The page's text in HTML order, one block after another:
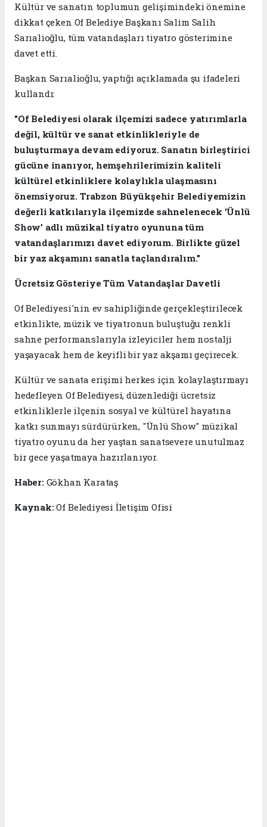
Kültür ve sanatın toplumun gelişimindeki önemine
dikkat çeken Of Belediye Başkanı Salim Salih
Sarıalioğlu, tüm vatandaşları tiyatro gösterimine
davet etti.
Başkan Sarıalioğlu, yaptığı açıklamada şu ifadeleri
kullandı:
"Of Belediyesi olarak ilçemizi sadece yatırımlarla
değil, kültür ve sanat etkinlikleriyle de
buluşturmaya devam ediyoruz. Sanatın birleştirici
gücüne inanıyor, hemşehrilerimizin kaliteli
kültürel etkinliklere kolaylıkla ulaşmasını
önemsiyoruz. Trabzon Büyükşehir Belediyemizin
değerli katkılarıyla ilçemizde sahnelenecek 'Ünlü
Show' adlı müzikal tiyatro oyununa tüm
vatandaşlarımızı davet ediyorum. Birlikte güzel
bir yaz akşamını sanatla taçlandıralım."
Ücretsiz Gösteriye Tüm Vatandaşlar Davetli
Of Belediyesi'nin ev sahipliğinde gerçekleştirilecek
etkinlikte, müzik ve tiyatronun buluştuğu renkli
sahne performanslarıyla izleyiciler hem nostalji
yaşayacak hem de keyifli bir yaz akşamı geçirecek.
Kültür ve sanata erişimi herkes için kolaylaştırmayı
hedefleyen Of Belediyesi, düzenlediği ücretsiz
etkinliklerle ilçenin sosyal ve kültürel hayatına
katkı sunmayı sürdürürken, "Ünlü Show" müzikal
tiyatro oyunu da her yaştan sanatsevere unutulmaz
bir gece yaşatmaya hazırlanıyor.
Haber:Gökhan Karataş
Kaynak:Of Belediyesi İletişim Ofisi